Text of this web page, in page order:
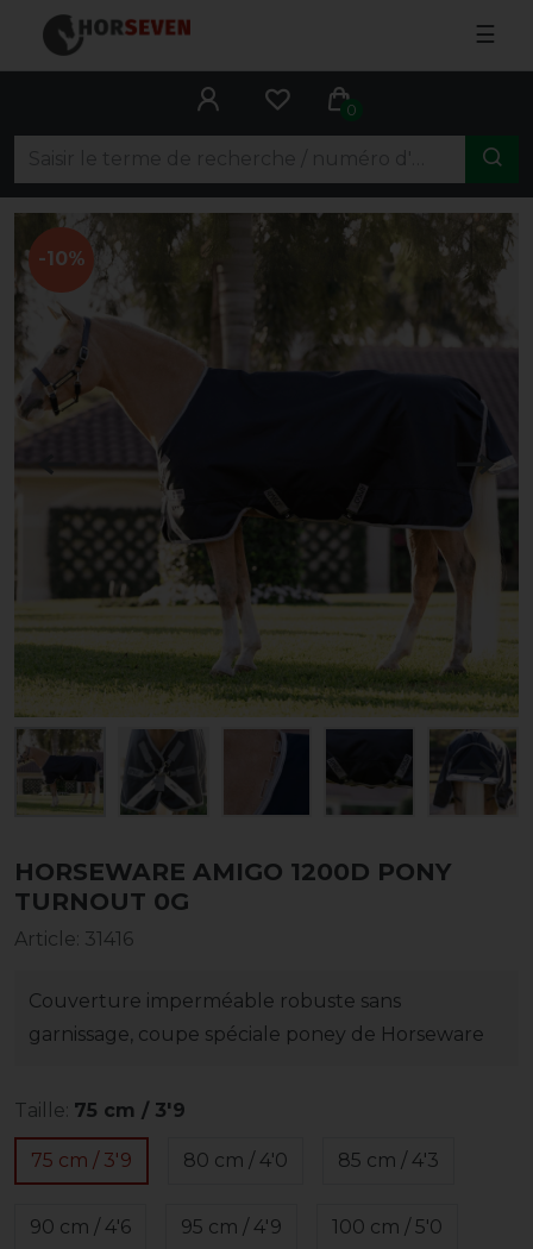
☰
0
-10%
HORSEWARE AMIGO 1200D PONY
TURNOUT 0G
Article: 31416
Couverture imperméable robuste sans
garnissage, coupe spéciale poney de Horseware
Taille: 75 cm / 3'9
75 cm / 3'9 80 cm / 4'0 85 cm / 4'3
90 cm / 4'6 95 cm / 4'9 100 cm / 5'0